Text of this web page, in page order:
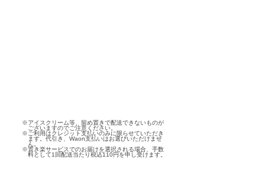
※アイスクリーム等、留め置きで配送できないものが
ございますのでご注意ください。
※ご利用はクレジット支払いのみに限らせていただき
ます。代引き、Waon支払いはお選びいただけませ
ん。
※置き楽サービスでのお届けを選択される場合、手数
料として1回配送当たり税込110円を申し受けます。